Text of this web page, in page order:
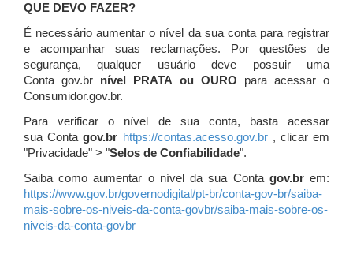
QUE DEVO FAZER?
É necessário aumentar o nível da sua conta para registrar
e acompanhar suas reclamações. Por questões de
segurança, qualquer usuário deve possuir uma
Conta gov.br nível PRATA ou OURO para acessar o
Consumidor.gov.br.
Para verificar o nível de sua conta, basta acessar
sua Contagov.br https://contas.acesso.gov.br, clicar em
"Privacidade" > "Selos de Confiabilidade".
Saiba como aumentar o nível da sua Conta gov.brem:
https://www.gov.br/governodigital/pt-br/conta-gov-br/saiba-
mais-sobre-os-niveis-da-conta-govbr/saiba-mais-sobre-os-
niveis-da-conta-govbr